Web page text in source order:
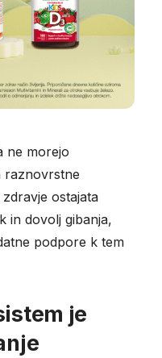
ne morejo
raznovrstne
ostajata
in dovolj gibanja,
podpore k tem
je